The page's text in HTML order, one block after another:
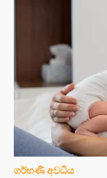
ගර්භණී අවධිය